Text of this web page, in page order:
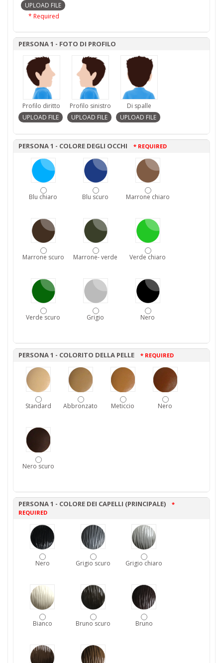
* Required
PERSONA 1 - FOTO DI PROFILO
Profilo diritto Profilo sinistro Di spalle
PERSONA 1 - COLORE DEGLI OCCHI * REQUIRED
Blu chiaro Blu scuro Marrone chiaro
Marrone scuro Marrone- verde Verde chiaro
Verde scuro Grigio Nero
PERSONA 1 - COLORITO DELLA PELLE * REQUIRED
Standard Abbronzato Meticcio Nero
Nero scuro
PERSONA 1 - COLORE DEI CAPELLI (PRINCIPALE) *
REQUIRED
Nero Grigio scuro Grigio chiaro
Bianco Bruno scuro Bruno